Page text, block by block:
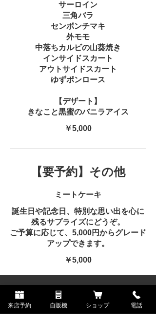
サーロイン
三角バラ
センボンチマキ
外モモ
中落ちカルビの山葵焼き
インサイドスカート
アウトサイドスカート
ゆずポンロース
【デザート】
きなこと黒蜜のバニラアイス
￥5,000
【要予約】その他
ミートケーキ
誕生日や記念日、特別な思い出を心に
残るサプライズにどうぞ。
ご予算に応じて、5,000円からグレード
アップできます。
￥5,000
来店予約 自販機 ショップ 電話